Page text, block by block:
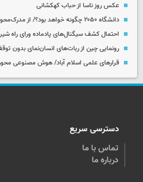
عکس روز ناسا از حباب کهکشانی
دانشگاه ۲۰۵۰ چگونه خواهد بود؟/ از مدرک‌محوری تا اکوسیستم یادگیری مادام‌العمر
احتمال کشف سیگنال‌های پادماده ورای راه
رونمایی چین از ربات‌های انسان‌نمای بدون
قرارهای علمی اسلام آباد/ هوش مصنوعی
دسترسی سریع
تماس با ما
درباره ما